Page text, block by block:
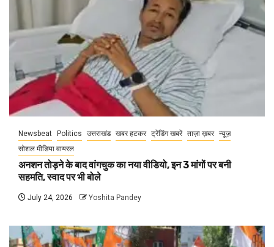
Newsbeat Politics उत्तराखंड खबर हटकर ट्रेंडिंग खबरें ताज़ा ख़बर न्यूज़
सोशल मीडिया वायरल
अनशन तोड़ने के बाद वांगचुक का नया वीडियो, इन 3 मांगों पर बनी
सहमति, स्वाद पर भी बोले
July 24, 2026 Yoshita Pandey